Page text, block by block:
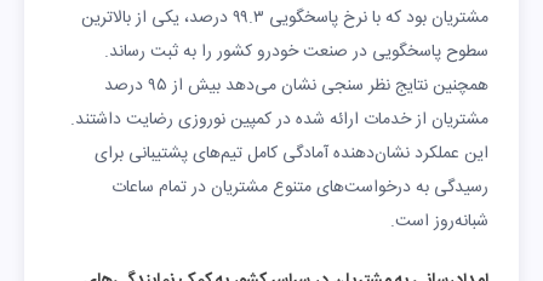
مشتریان بود که با نرخ پاسخگویی ۹۹.۳ درصد، یکی از بالاترین
سطوح پاسخگویی در صنعت خودرو کشور را به ثبت رساند.
همچنین نتایج نظر سنجی‌ نشان می‌دهد بیش از ۹۵ درصد
مشتریان از خدمات ارائه شده در کمپین نوروزی رضایت داشتند.
این عملکرد نشان‌دهنده آمادگی کامل تیم‌های پشتیبانی برای
رسیدگی به درخواست‌های متنوع مشتریان در تمام ساعات
شبانه‌روز است.